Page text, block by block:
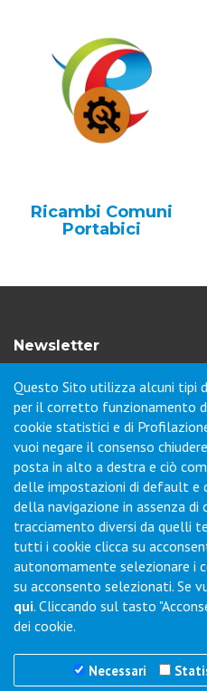
Ricambi Comuni
Portabici
Newsletter
Iscriviti per ricevere novità di
offerte dei nostri punti vendita.
Contatti
Via Collodi, 1 - Loc. Chiano -
Italy
Tel.+39 0577-6501Fax+39
Commenti / Richieste
Questo Sito utilizza alcuni tipi
per il corretto funzionamento
cookie statistici e di
vuoi negare il consenso
posta in alto a destra e ciò
delle impostazioni di default e
della navigazione in assenza
tracciamento diversi da quelli
tutti i cookie clicca su
autonomamente selezionare i
su acconsento selezionati. Se
qui. Cliccando sul tasto
dei cookie.
Necessari